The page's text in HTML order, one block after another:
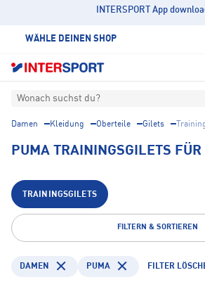
INTERSPORT App
WÄHLE DEINEN SHOP
Wonach suchst du?
Damen Kleidung Oberteile Gilets
PUMA TRAININGSGILETS FÜR
TRAININGSGILETS
FILTERN & SORTIEREN
DAMEN PUMA FILTER